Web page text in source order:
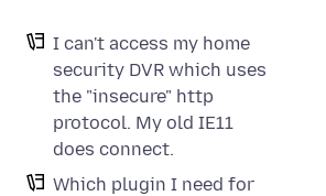
I can't access my home
security DVR which uses
the "insecure" http
protocol. My old IE11
does connect.
Which plugin I need for